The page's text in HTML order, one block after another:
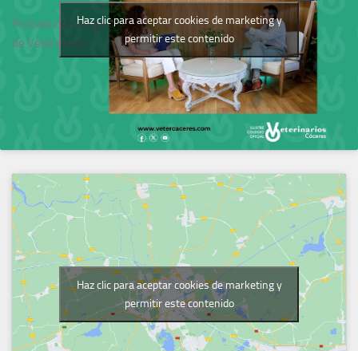
Podcast del Colegio
de Veterinarios
Haz clic para aceptar cookies de marketing y
permitir este contenido
Haz clic para aceptar cookies de marketing y
permitir este contenido